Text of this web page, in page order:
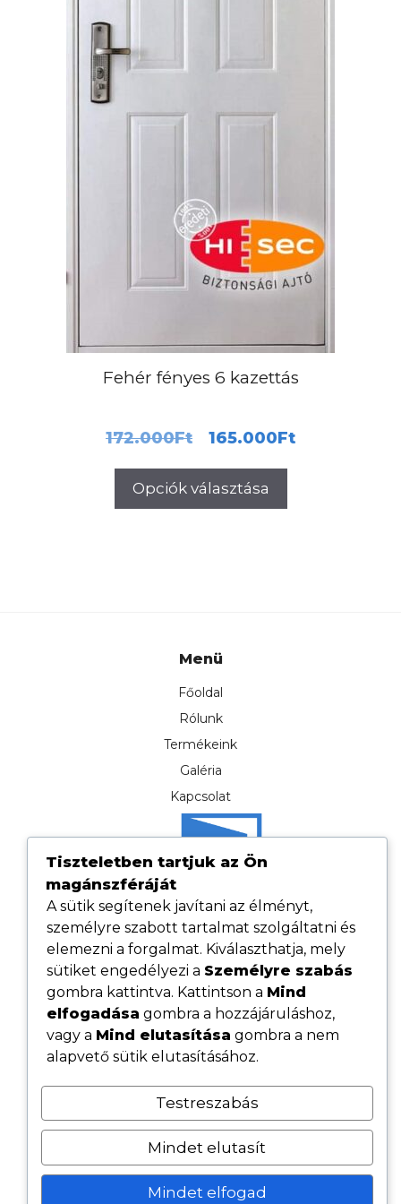
Fehér fényes 6 kazettás
172.000Ft
Original
price
was:
165.000FtCurrent
Opciók választása
Menü
Főoldal
Rólunk
Termékeink
Galéria
Kapcsolat
Hasznos linkek
Adatvédelmi tájékoztató
Cookie tájékoztató
Kövess minket közösségi oldalainkon
Tiszteletben tartjuk az Ön
magánszféráját
A sütik segítenek javítani az élményt,
személyre szabott tartalmat szolgáltatni és
elemezni a forgalmat. Kiválaszthatja, mely
sütiket engedélyezi a Személyre szabás
gombra kattintva. Kattintson a Mind
elfogadása gombra a hozzájáruláshoz,
vagy a Mind elutasítása gombra a nem
alapvető sütik elutasításához.
Testreszabás
Mindet elutasít
Mindet elfogad